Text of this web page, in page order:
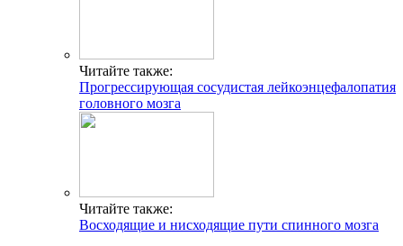
Читайте также:
Прогрессирующая сосудистая лейкоэнцефалопатия
головного мозга
Читайте также:
Восходящие и нисходящие пути спинного мозга